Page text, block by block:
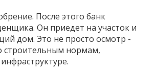
. После этого банк
Он приедет на участок и
дом. Это не просто осмотр -
строительным нормам,